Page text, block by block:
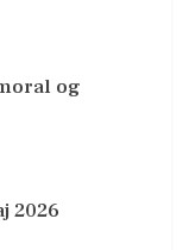
og
2026